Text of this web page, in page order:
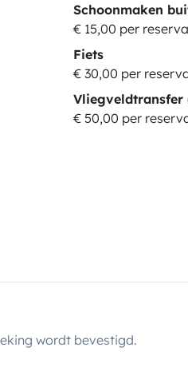
Schoonmaken
€ 15,00 per
Fiets
€ 30,00 per
Vliegveldtransfer
€ 50,00 per
wordt bevestigd.